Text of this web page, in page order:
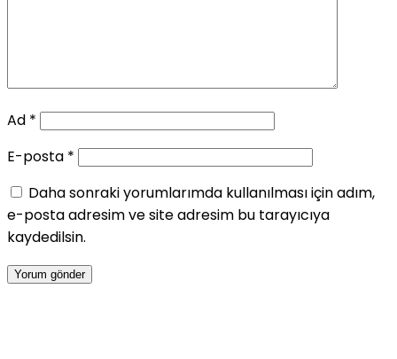
Ad *
E-posta *
Daha sonraki yorumlarımda kullanılması için adım,
e-posta adresim ve site adresim bu tarayıcıya
kaydedilsin.